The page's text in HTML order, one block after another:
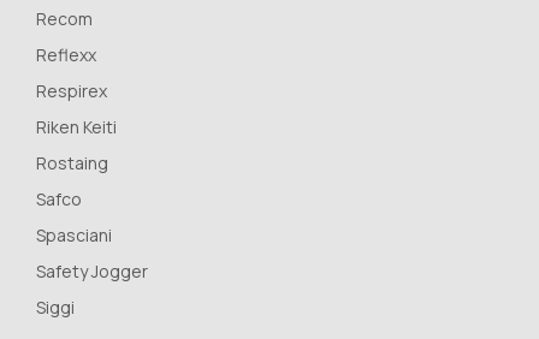
Recom
Reflexx
Respirex
Riken Keiti
Rostaing
Safco
Spasciani
Safety Jogger
Siggi